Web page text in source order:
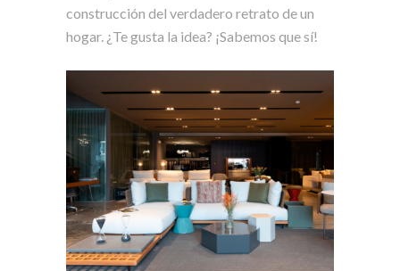
construcción del verdadero retrato de un
hogar. ¿Te gusta la idea? ¡Sabemos que sí!